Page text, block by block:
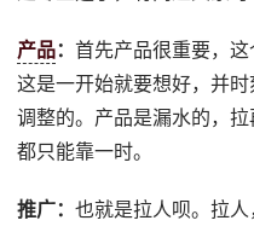
产品：首先产品很重要，
这是一开始就要想好，并
调整的。产品是漏水的，
都只能靠一时。
推广：也就是拉人呗。拉